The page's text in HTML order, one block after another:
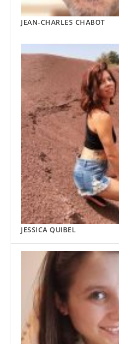
JEAN-CHARLES CHABOT
JESSICA QUIBEL